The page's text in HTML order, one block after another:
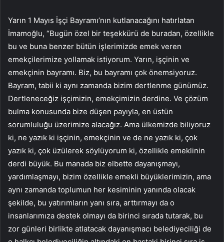
Yarın 1 Mayıs İşçi Bayramı’nın kutlanacağını hatırlatan
İmamoğlu, “Bugün özel bir teşekkürü de buradan, özellikle
bu ve buna benzer bütün işlerimizde emek veren
emekçilerimize yollamak istiyorum. Yarın, işçinin ve
emekçinin bayramı. Biz, bu bayramı çok önemsiyoruz.
Bayram, tabii ki aynı zamanda bizim dertlenme günümüz.
Dertleneceğiz işçimizin, emekçimizin derdine. Ve çözüm
bulma konusunda bize düşen payıyla, en üstün
sorumluluğu üzerimize alacağız. Ama ülkemizde biliyoruz
ki, ne yazık ki işçinin, emekçinin ve de ne yazık ki, çok
yazık ki, çok üzülerek söylüyorum ki, özellikle emeklinin
derdi büyük. Bu manada biz elbette dayanışmayı,
yardımlaşmayı, bizim özellikle emekli büyüklerimizin, ama
aynı zamanda toplumun her kesiminin yanında olacak
şekilde, bu yatırımların yanı sıra, arttırmayı da o
insanlarımıza destek olmayı da birinci sırada tutarak, bu
zor günleri birlikte atlatacak dayanışmacı belediyeciliği de